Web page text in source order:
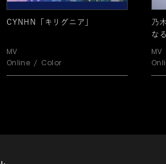
CYNHN「キリグニア」
MV
Online
Color
乃
な
MV